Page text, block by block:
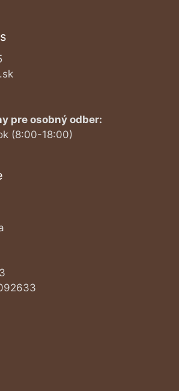
pre osobný odber:
(8:00-18:00)